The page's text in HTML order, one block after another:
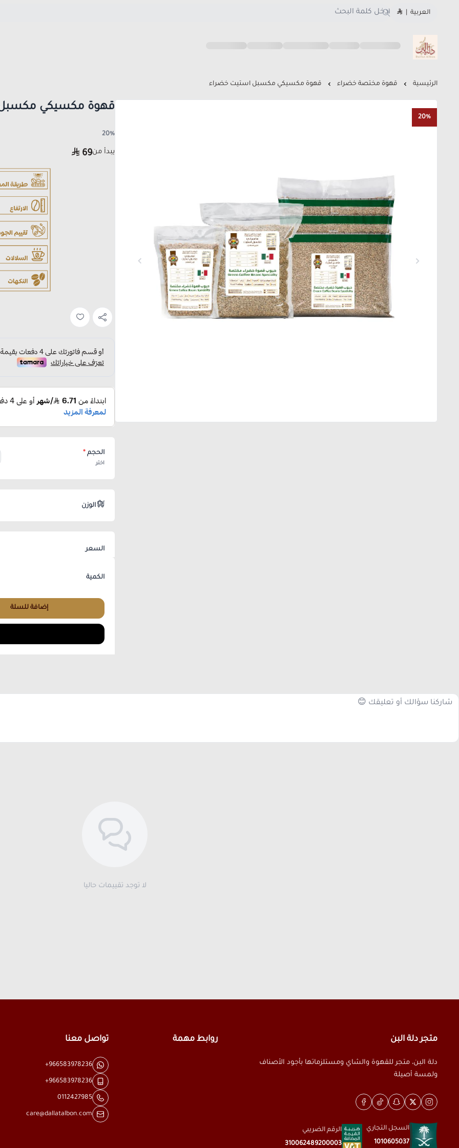
العربية
متجر دلة البن
الرئيسية قهوة مختصة خضراء قهوة مكسيكي مكسبل استيت خضراء
20%
قهوة مكسيكي
20%
يبدأ من69
الحجم *
اختر
الوزن
السعر
الكمية
إضافة للسلة
لا توجد تقييمات حاليا
متجر دلة البن
دلة البن، متجر للقهوة والشاي ومستلزماتها بأجود الأصناف
ولمسة أصيلة
السجل التجاري
1010605037
الرقم الضريبي
310062489200003
روابط مهمة تواصل معنا
+966583978236
+966583978236
0112427985
care@dallatalbon.com